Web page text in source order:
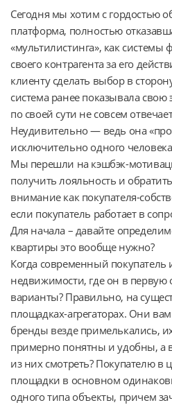
Сегодня мы хотим с гордостью
платформа, полностью
«мультилистинга», как
своего контрагента за его
клиенту сделать выбор в
система ранее показывала свою
по своей сути не совсем
Неудивительно — ведь она
исключительно одного
Мы перешли на кэшбэк-
получить лояльность и
внимание как покупателя-
если покупатель работает в
Для начала – давайте
квартиры это вообще нужно?
Когда современный покупатель
недвижимости, где он в первую
варианты? Правильно, на
площадках-агрегаторах. Они
бренды везде примелькались,
примерно понятны и удобны, а
из них смотреть? Покупателю в
площадки в основном
одного типа объекты, причем